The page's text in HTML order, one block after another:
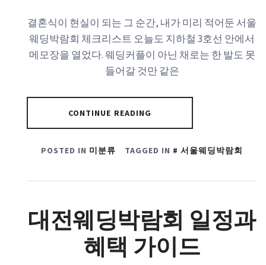
결혼식이 현실이 되는 그 순간, 내가 미리 적어둔 서울
웨딩박람회 체크리스트 오늘도 지하철 3호선 안에서
메모장을 열었다. 웨딩커플이 아닌 채로는 한 발도 못
들어갈 것만 같은
CONTINUE READING
POSTED IN 미분류 TAGGED IN 서울웨딩박람회
대전웨딩박람회 일정과
혜택 가이드